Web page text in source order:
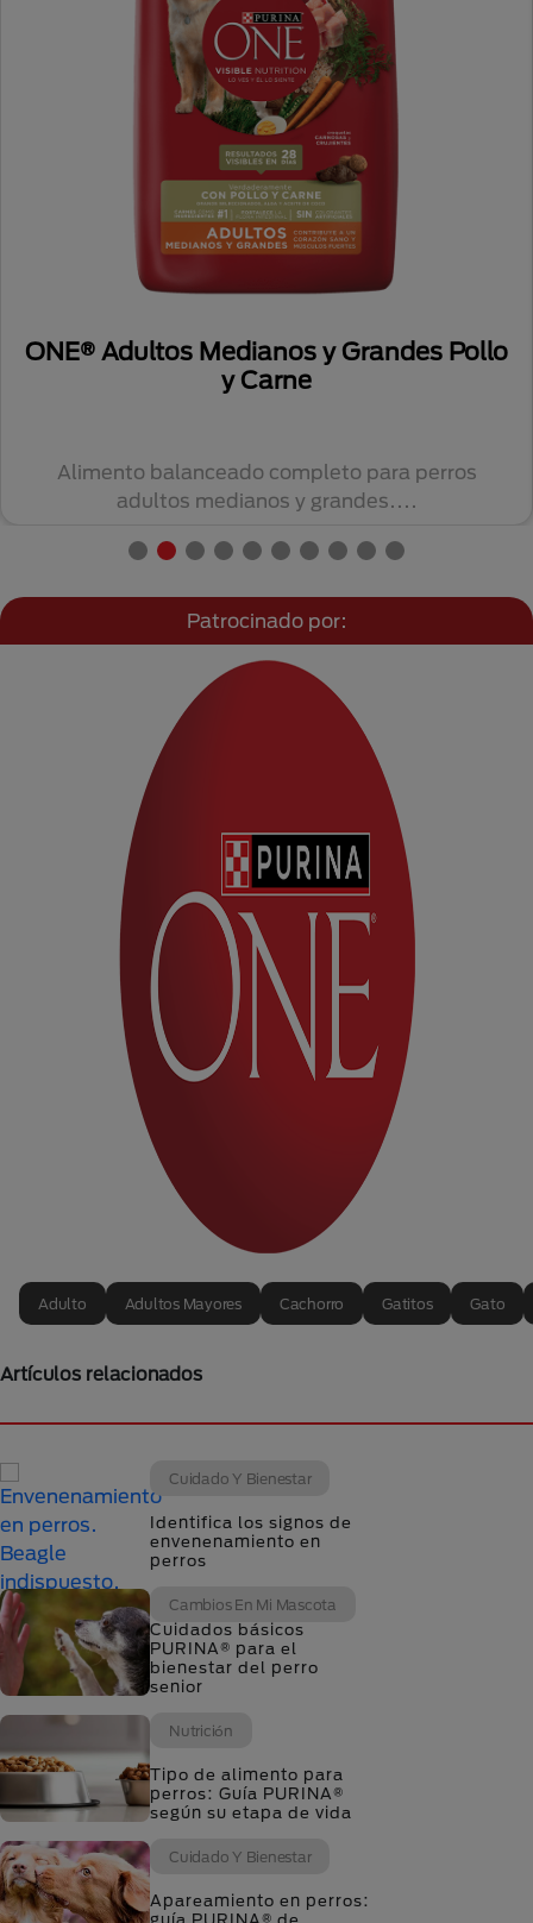
ONE® Adultos Medianos y Grandes Pollo
y Carne
Alimento balanceado completo para perros
adultos medianos y grandes....
Patrocinado por:
Adulto Adultos Mayores Cachorro Gatitos Gato
Artículos relacionados
Cuidado Y Bienestar
Identifica los signos de
envenenamiento en
perros
Cambios En Mi Mascota
Cuidados básicos
PURINA® para el
bienestar del perro
senior
Nutrición
Tipo de alimento para
perros: Guía PURINA®
según su etapa de vida
Cuidado Y Bienestar
Apareamiento en perros: